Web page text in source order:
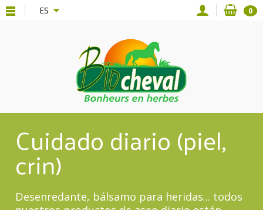
{**} ES 0
Cuidado diario (piel,
crin)
Desenredante, bálsamo para heridas... todos